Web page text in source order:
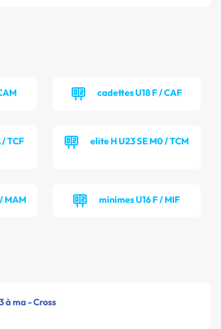
cadettes U18 F / CAF
TCF elite H U23 SE M0 / TCM
MAM minimes U16 F / MIF
à ma - Cross